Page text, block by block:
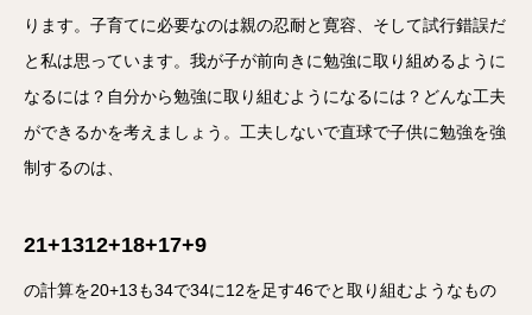
ります。子育てに必要なのは親の忍耐と寛容、そして試行錯誤だ
と私は思っています。我が子が前向きに勉強に取り組めるように
なるには？自分から勉強に取り組むようになるには？どんな工夫
ができるかを考えましょう。工夫しないで直球で子供に勉強を強
制するのは、
21+1312+18+17+9
の計算を20+13も34で34に12を足す46でと取り組むようなもの